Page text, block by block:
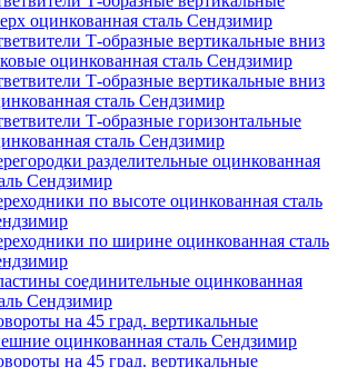
оцинкованная сталь Сендзимир
Т-образные вертикальные вниз
оцинкованная сталь Сендзимир
Т-образные вертикальные вниз
сталь Сендзимир
Т-образные горизонтальные
сталь Сендзимир
разделительные оцинкованная
Сендзимир
по высоте оцинкованная сталь
по ширине оцинкованная сталь
соединительные оцинкованная
Сендзимир
на 45 град. вертикальные
оцинкованная сталь Сендзимир
на 45 град. вертикальные